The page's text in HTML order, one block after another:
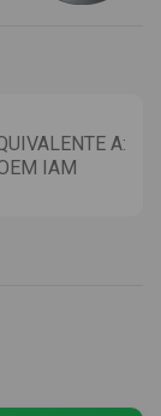
A:
IAM